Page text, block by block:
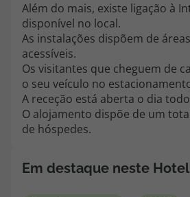
218 925 471
Custo de uma chamada para a rede
A sua agência de viagens Top Atlântico tem a
sempre mais perto de si, para maior
na marcação das suas viagens, tem ainda ao
center a funcionar todos os dias úteis das
das 10:00 às 14:00.
Além do mais, existe ligação à
disponível no local.
As instalações dispõem de
acessíveis.
Os visitantes que cheguem de
o seu veículo no
A receção está aberta o dia
O alojamento dispõe de um
de hóspedes.
Em destaque neste Hotel